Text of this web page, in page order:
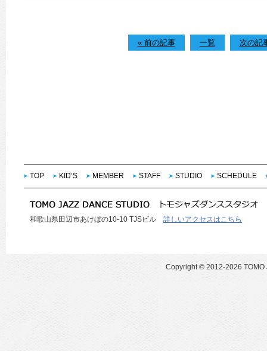
« 前の記事 一覧 次の記
TOP KID’S MEMBER STAFF STUDIO SCHEDULE
和歌山県田辺市あけぼの10-10 TJSビル 詳しいアクセスはこちら
Copyright © 2012-2026 TOMO